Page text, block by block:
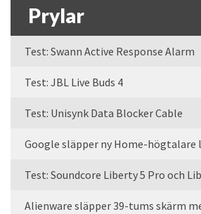
Prylar
Test: Swann Active Response Alarm
Test: JBL Live Buds 4
Test: Unisynk Data Blocker Cable
Google släpper ny Home-högtalare
Test: Soundcore Liberty 5 Pro och
Alienware släpper 39-tums skärm